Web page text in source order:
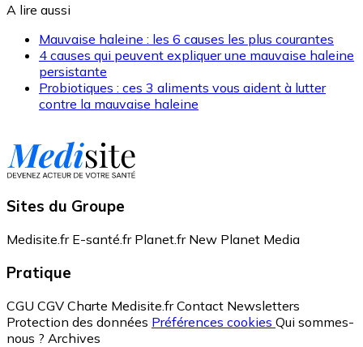
A lire aussi
Mauvaise haleine : les 6 causes les plus courantes
4 causes qui peuvent expliquer une mauvaise haleine
persistante
Probiotiques : ces 3 aliments vous aident à lutter
contre la mauvaise haleine
Sites du Groupe
Medisite.fr E-santé.fr Planet.fr New Planet Media
Pratique
CGU CGV Charte Medisite.fr Contact Newsletters
Protection des données Préférences cookies Qui sommes-
nous ? Archives